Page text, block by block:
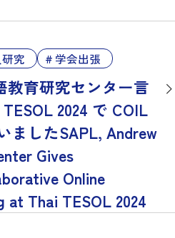
究 学会出張
教育研究センター言
2024 で COIL
ましたSAPL, Andrew
Gives
Online
at Thai TESOL 2024